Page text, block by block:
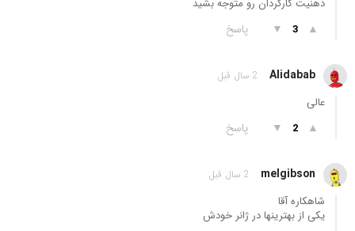
ذهنیت کارگردان رو متوجه بشید
▲
3
▼ پاسخ
Alidabab 2 سال قبل
عالی
▲
2
▼ پاسخ
melgibson 2 سال قبل
شاهکاره آقا
یکی از بهترینها در ژانر خودش